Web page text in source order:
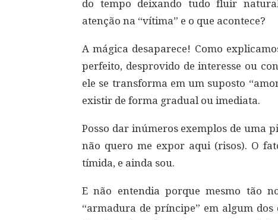
do tempo deixando tudo fluir
atenção na “vítima” e o que acontece?
A mágica desaparece! Como
perfeito, desprovido de interesse ou
ele se transforma em um suposto
existir de forma gradual ou imediata.
Posso dar inúmeros exemplos de uma
não quero me expor aqui (risos). O
tímida, e ainda sou.
E não entendia porque mesmo tão
“armadura de príncipe” em algum